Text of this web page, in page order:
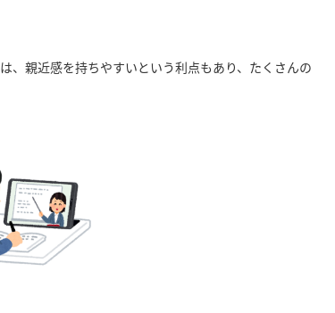
は、親近感を持ちやすいという利点もあり、たくさんの